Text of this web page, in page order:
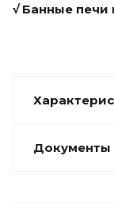
√Банные печи
Документы